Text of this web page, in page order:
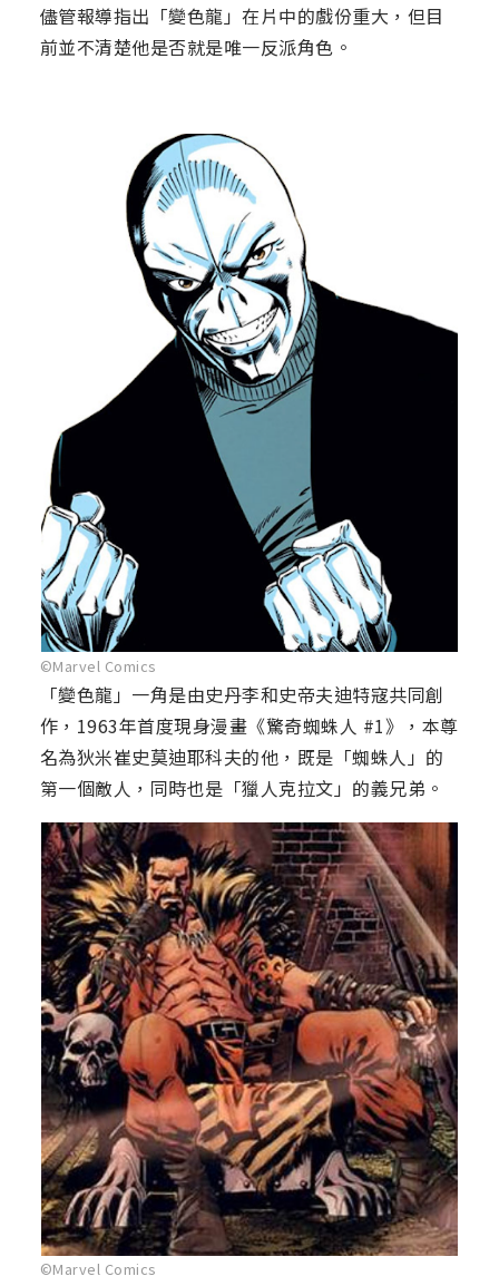
儘管報導指出「變色龍」在片中的戲份重大，但目
前並不清楚他是否就是唯一反派角色。
©Marvel Comics
「變色龍」一角是由史丹李和史帝夫迪特寇共同創
作，1963年首度現身漫畫《驚奇蜘蛛人 #1》，本尊
名為狄米崔史莫迪耶科夫的他，既是「蜘蛛人」的
第一個敵人，同時也是「獵人克拉文」的義兄弟。
©Marvel Comics